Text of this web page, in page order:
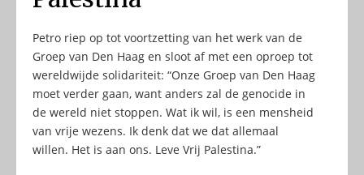
Petro riep op tot voortzetting van het werk van de
Groep van Den Haag en sloot af met een oproep tot
wereldwijde solidariteit: “Onze Groep van Den Haag
moet verder gaan, want anders zal de genocide in
de wereld niet stoppen. Wat ik wil, is een mensheid
van vrije wezens. Ik denk dat we dat allemaal
willen. Het is aan ons. Leve Vrij Palestina.”